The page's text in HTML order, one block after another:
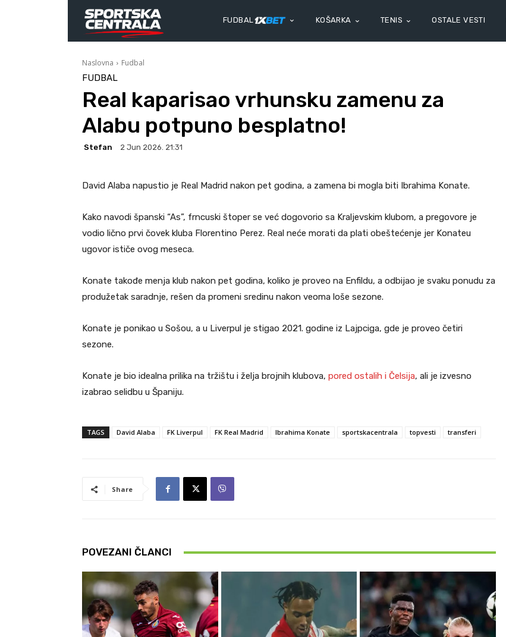
FUDBAL KOŠARKA TENIS OSTALE VESTI
Naslovna Fudbal
FUDBAL
Real kaparisao vrhunsku zamenu za
Alabu potpuno besplatno!
Stefan 2 Jun 2026. 21:31
David Alaba napustio je Real Madrid nakon pet godina, a zamena bi mogla biti Ibrahima Konate.
Kako navodi španski “As”, frncuski štoper se već dogovorio sa Kraljevskim klubom, a pregovore je
vodio lično prvi čovek kluba Florentino Perez. Real neće morati da plati obeštećenje jer Konateu
ugovor ističe ovog meseca.
Konate takođe menja klub nakon pet godina, koliko je proveo na Enfildu, a odbijao je svaku ponudu za
produžetak saradnje, rešen da promeni sredinu nakon veoma loše sezone.
Konate je ponikao u Sošou, a u Liverpul je stigao 2021. godine iz Lajpciga, gde je proveo četiri
sezone.
Konate je bio idealna prilika na tržištu i želja brojnih klubova, pored ostalih i Čelsija, ali je izvesno
izabrao selidbu u Španiju.
TAGS David Alaba FK Liverpul FK Real Madrid Ibrahima Konate sportskacentrala topvesti transferi
Share
POVEZANI ČLANCI